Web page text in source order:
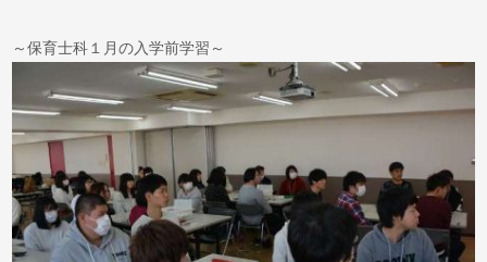
～保育士科１月の入学前学習～